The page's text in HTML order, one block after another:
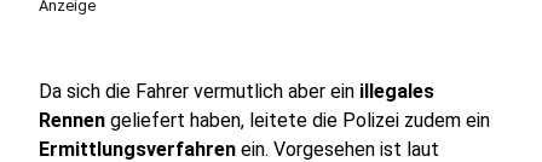
Anzeige
Da sich die Fahrer vermutlich aber ein illegales
Rennen geliefert haben, leitete die Polizei zudem ein
Ermittlungsverfahren ein. Vorgesehen ist laut